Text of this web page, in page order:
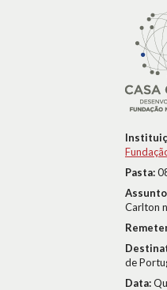
Pasta:
Carlton
de
Data: